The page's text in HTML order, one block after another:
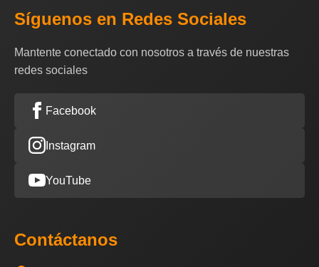
Síguenos en Redes Sociales
Mantente conectado con nosotros a través de nuestras
redes sociales
Facebook
Instagram
YouTube
Contáctanos